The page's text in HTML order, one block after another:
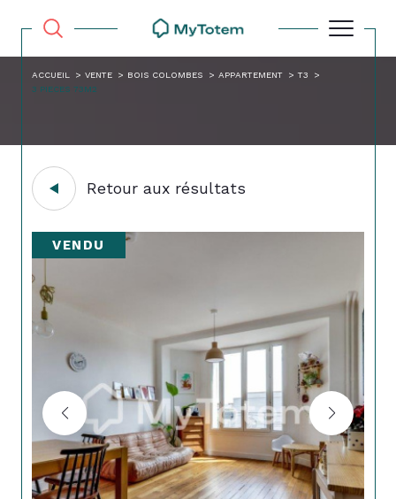
ACCUEIL VENTE BOIS COLOMBES APPARTEMENT
T3
3 PIECES 73M2
Retour aux résultats
VENDU